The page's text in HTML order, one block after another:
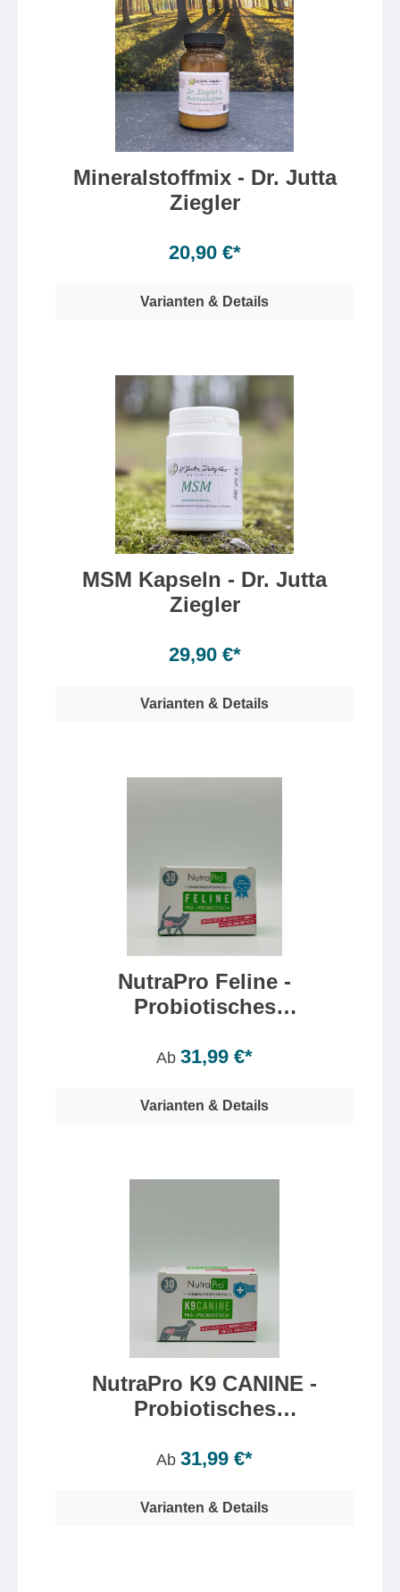
Mineralstoffmix - Dr. Jutta
Ziegler
20,90 €*
Varianten & Details
MSM Kapseln - Dr. Jutta
Ziegler
29,90 €*
Varianten & Details
NutraPro Feline -
Probiotisches
Ab 31,99 €*
Varianten & Details
NutraPro K9 CANINE -
Probiotisches
Ab 31,99 €*
Varianten & Details